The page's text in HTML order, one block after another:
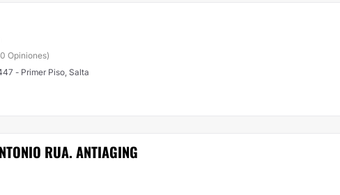
Opiniones)
- Primer Piso, Salta
RUA. ANTIAGING